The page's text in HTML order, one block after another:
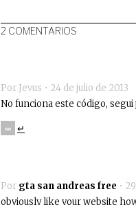
2 COMENTARIOS
Por Jevus • 24 de julio de 2013
No funciona este código,
∞ ↵
Por gta san andreas free •
obviously like your website